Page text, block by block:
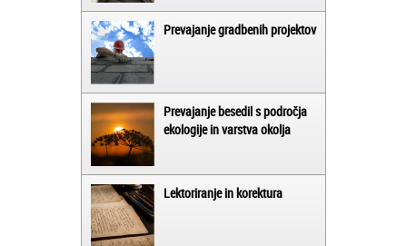
Prevajanje gradbenih projektov
Prevajanje besedil s področja
ekologije in varstva okolja
Lektoriranje in korektura